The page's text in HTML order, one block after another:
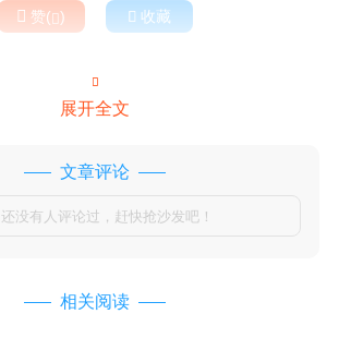
 赞()  收藏

展开全文
文章评论
还没有人评论过，赶快抢沙发吧！
相关阅读